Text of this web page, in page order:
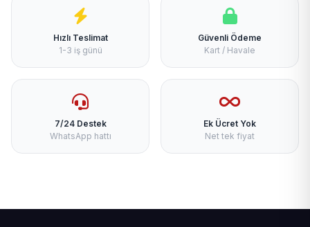
Hızlı Teslimat
1-3 iş günü
Güvenli Ödeme
Kart / Havale
7/24 Destek
WhatsApp hattı
Ek Ücret Yok
Net tek fiyat